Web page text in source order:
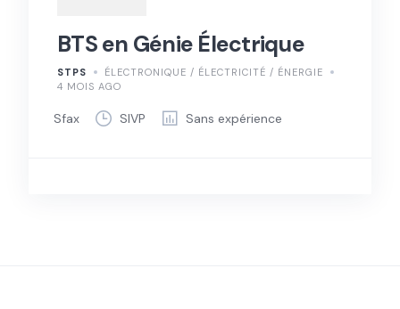
BTS en Génie Électrique
STPS
ÉLECTRONIQUE / ÉLECTRICITÉ / ÉNERGIE
4 MOIS AGO
Sfax SIVP Sans expérience